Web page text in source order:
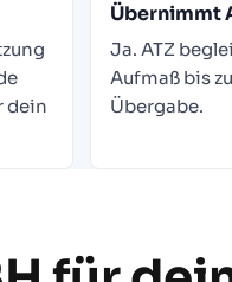
dein
Übernimmt
Ja. ATZ
Aufmaß bis
Übergabe.